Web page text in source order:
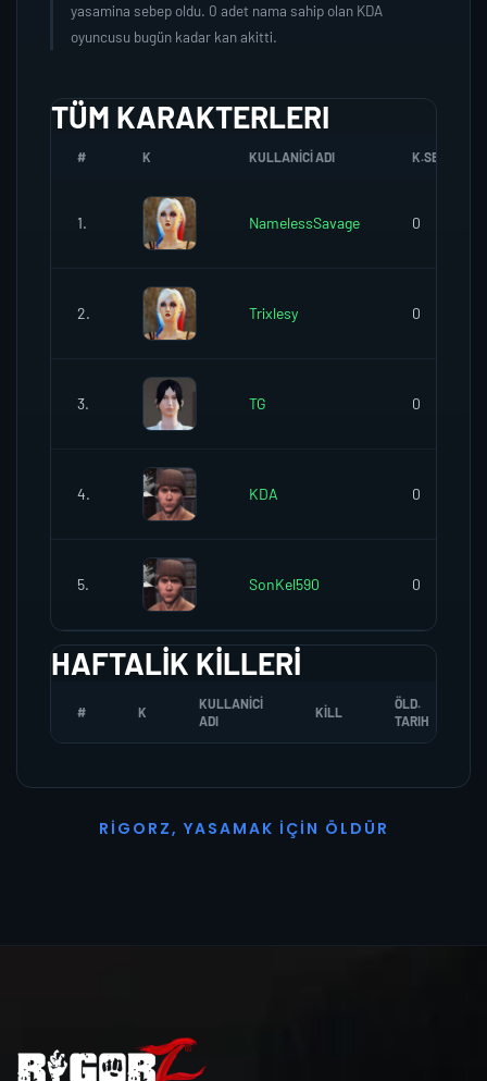
yasamina sebep oldu. 0 adet nama sahip olan KDA
oyuncusu bugün kadar kan akitti.
TÜM KARAKTERLERI
# K KULLANICI ADI K.SEREFI
1. NamelessSavage 0
2. Trixlesy 0
3. TG 0
4. KDA 0
5. SonKel590 0
HAFTALIK KILLERI
# K
KULLANICI
ADI
KILL
ÖLD.
TARIH
R I G O R Z, YASAMAK İ ÇI N Ö L D Ü R